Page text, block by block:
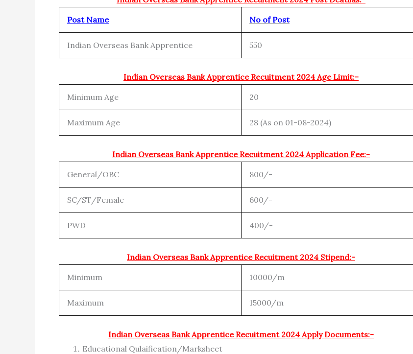
Post Name No of Post
Indian Overseas Bank Apprentice 550
Indian Overseas Bank Apprentice Recuitment 2024 Age Limit:-
Minimum Age 20
Maximum Age 28 (As on 01-08-2024)
Indian Overseas Bank Apprentice Recuitment 2024 Application Fee:-
General/OBC 800/-
SC/ST/Female 600/-
PWD 400/-
Indian Overseas Bank Apprentice Recuitment 2024 Stipend:-
Minimum 10000/m
Maximum 15000/m
Indian Overseas Bank Apprentice Recuitment 2024 Apply Documents:-
Educational Qulaification/Marksheet